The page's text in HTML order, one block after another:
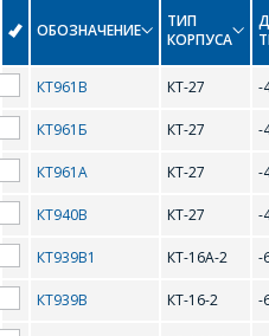
2N3906
2N5550
2SC495
ОБОЗНАЧЕНИЕ
ТИП
КОРПУСА
КТ961В
КТ-27 -
КТ961Б КТ-27 -
КТ961А КТ-27 -
КТ940В КТ-27 -
КТ939В1 КТ-16А-2 -
КТ939В КТ-16-2 -